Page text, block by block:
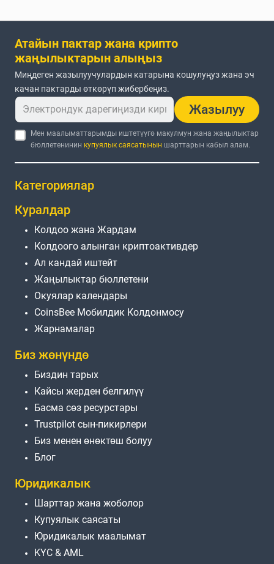
Атайын пактар жана крипто
жаңылыктарын алыңыз
Миңдеген жазылуучулардын катарына кошулуңуз жана эч
качан пактарды өткөрүп жибербеңиз.
Жазылуу
Мен маалыматтарымды иштетүүгө макулмун жана жаңылыктар
бюллетенинин купуялык саясатынын шарттарын кабыл алам.
Категориялар
Куралдар
Колдоо жана Жардам
Колдоого алынган криптоактивдер
Ал кандай иштейт
Жаңылыктар бюллетени
Окуялар календары
CoinsBee Мобилдик Колдонмосу
Жарнамалар
Биз жөнүндө
Биздин тарых
Кайсы жерден белгилүү
Басма сөз ресурстары
Trustpilot сын-пикирлери
Биз менен өнөктөш болуу
Блог
Юридикалык
Шарттар жана жоболор
Купуялык саясаты
Юридикалык маалымат
KYC & AML